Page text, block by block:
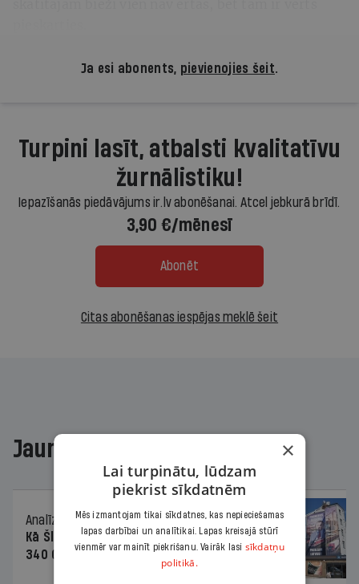
Ja esi abonents, pievienojies šeit.
Turpini lasīt, atbalsti kvalitatīvu
žurnālistiku!
Iepazīšanās piedāvājums ir.lv abonēšanai. Atcel jebkurā brīdī.
3,90 €/mēnesī
Abonēt
Citas abonēšanas iespējas meklē šeit
Jaunākajā žurnālā
Analīze
06.08.2026.
Kā Šlesera partija palika nesodīta par
340 000 vērtu reklāmas kampaņu
×
Lai turpinātu, lūdzam
piekrist sīkdatnēm
Mēs izmantojam tikai sīkdatnes, kas nepieciešamas
lapas darbībai un analītikai. Lapas kreisajā stūrī
vienmēr var mainīt piekrišanu. Vairāk lasi sīkdatņu
politikā.